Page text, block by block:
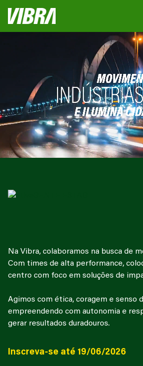
Na Vibra, colaboramos na busca de
Com times de alta performance,
centro com foco em soluções de
Agimos com ética, coragem e senso
empreendendo com autonomia e
gerar resultados duradouros.
Inscreva-se até 19/06/2026